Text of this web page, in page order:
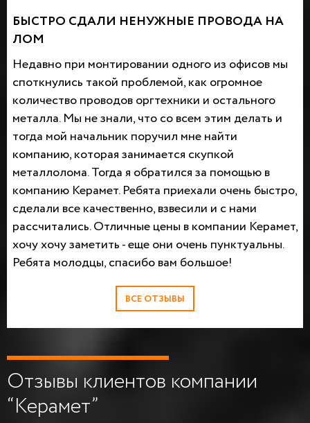
БЫСТРО СДАЛИ НЕНУЖНЫЕ ПРОВОДА НА
ЛОМ
Недавно при монтировании одного из офисов мы
споткнулись такой проблемой, как огромное
количество проводов оргтехники и остального
металла. Мы не знали, что со всем этим делать и
тогда мой начальник поручил мне найти
компанию, которая занимается скупкой
металлолома. Тогда я обратился за помощью в
компанию Керамет. Ребята приехали очень быстро,
сделали все качественно, взвесили и с нами
рассчитались. Отличные цены в компании Керамет,
хочу хочу заметить - еще они очень пунктуальны.
Ребята молодцы, спасибо вам большое!
ВСЕ ОТЗЫВЫ
Отзывы клиентов компании
“Керамет”